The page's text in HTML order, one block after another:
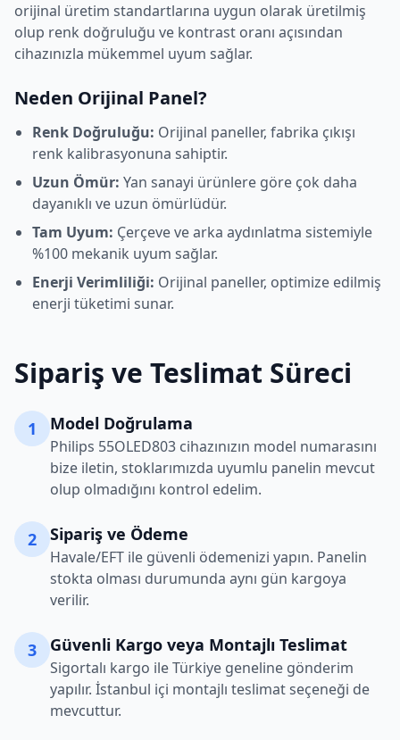
orijinal üretim standartlarına uygun olarak üretilmiş
olup renk doğruluğu ve kontrast oranı açısından
cihazınızla mükemmel uyum sağlar.
Neden Orijinal Panel?
Renk Doğruluğu: Orijinal paneller, fabrika çıkışı
renk kalibrasyonuna sahiptir.
Uzun Ömür: Yan sanayi ürünlere göre çok daha
dayanıklı ve uzun ömürlüdür.
Tam Uyum: Çerçeve ve arka aydınlatma sistemiyle
%100 mekanik uyum sağlar.
Enerji Verimliliği: Orijinal paneller, optimize edilmiş
enerji tüketimi sunar.
Sipariş ve Teslimat Süreci
1 Model Doğrulama
Philips 55OLED803 cihazınızın model numarasını
bize iletin, stoklarımızda uyumlu panelin mevcut
olup olmadığını kontrol edelim.
2 Sipariş ve Ödeme
Havale/EFT ile güvenli ödemenizi yapın. Panelin
stokta olması durumunda aynı gün kargoya
verilir.
3 Güvenli Kargo veya Montajlı Teslimat
Sigortalı kargo ile Türkiye geneline gönderim
yapılır. İstanbul içi montajlı teslimat seçeneği de
mevcuttur.